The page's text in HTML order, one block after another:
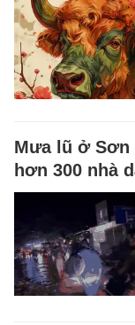
Mưa lũ ở
hơn 300 nhà